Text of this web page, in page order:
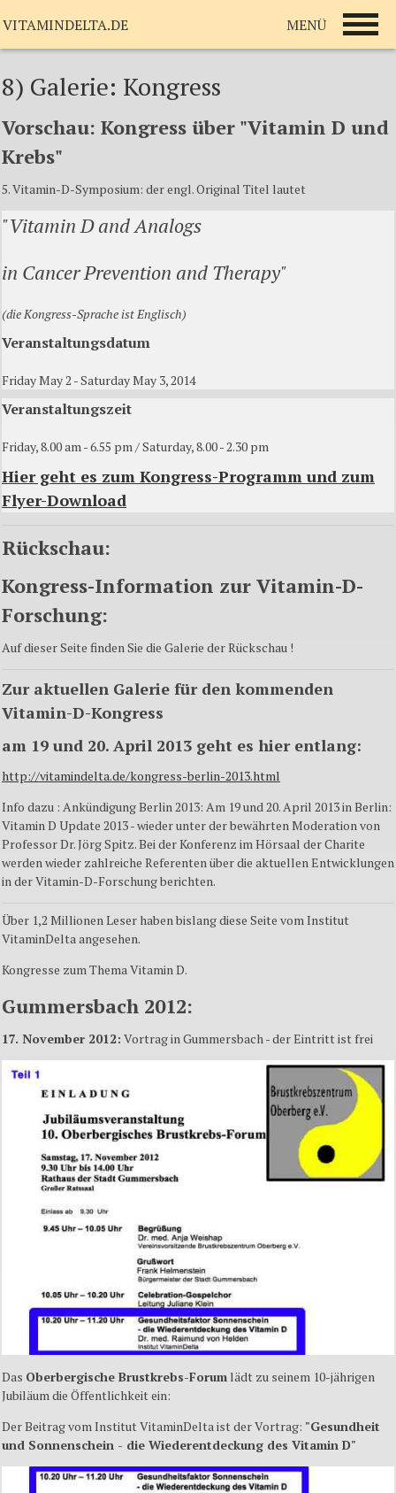
8) Galerie: Kongress
Vorschau: Kongress über "Vitamin D und
Krebs"
5. Vitamin-D-Symposium: der engl. Original Titel lautet
"Vitamin D and Analogs
in Cancer Prevention and Therapy"
(die Kongress-Sprache ist Englisch)
Veranstaltungsdatum
Friday May 2 - Saturday May 3, 2014
Veranstaltungszeit
Friday, 8.00 am - 6.55 pm / Saturday, 8.00 - 2.30 pm
Hier geht es zum Kongress-Programm und zum
Flyer-Download
Rückschau:
Kongress-Information zur Vitamin-D-
Forschung:
Auf dieser Seite finden Sie die Galerie der Rückschau !
Zur aktuellen Galerie für den kommenden
Vitamin-D-Kongress
am 19 und 20. April 2013 geht es hier entlang:
http://vitamindelta.de/kongress-berlin-2013.html
Info dazu : Ankündigung Berlin 2013: Am 19 und 20. April 2013 in Berlin:
Vitamin D Update 2013 -wieder unter der bewährten Moderation von
Professor Dr. Jörg Spitz.Bei der Konferenz im Hörsaal der Charite
werden wieder zahlreiche Referenten über die aktuellen Entwicklungen
in der Vitamin-D-Forschung berichten.
Über 1,2 Millionen Leser haben bislang diese Seite vom Institut
VitaminDelta angesehen.
Kongresse zum Thema Vitamin D.
Gummersbach 2012:
17. November 2012: Vortrag in Gummersbach - der Eintritt ist frei
Das Oberbergische Brustkrebs-Forum lädt zu seinem 10-jährigen
Jubiläum die Öffentlichkeit ein:
Der Beitrag vom Institut VitaminDelta ist der Vortrag: "Gesundheit
und Sonnenschein - die Wiederentdeckung des Vitamin D"
VITAMINDELTA.DE MENÜ